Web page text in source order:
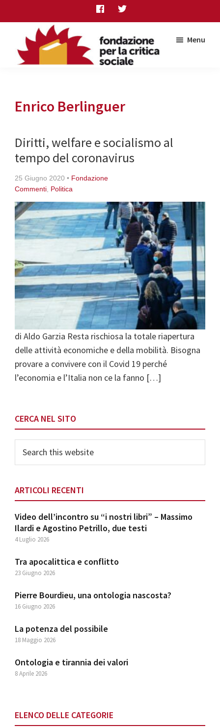
to
content
to
primary
sidebar
to
critica
sociale
Menu
Enrico Berlinguer
Diritti, welfare e socialismo al
tempo del coronavirus
25 Giugno 2020 • Fondazione
Commenti Politica
di Aldo Garzia Resta rischiosa la totale riapertura
delle attività economiche e della mobilità. Bisogna
provare a convivere con il Covid 19 perché
l’economia e l’Italia non ce la fanno […]
Primary
Sidebar
CERCA NEL SITO
this
website
ARTICOLI RECENTI
Video dell’incontro su “i nostri libri” – Massimo
Ilardi e Agostino Petrillo, due testi
4 Luglio 2026
Tra apocalittica e conflitto
23 Giugno 2026
Pierre Bourdieu, una ontologia nascosta?
16 Giugno 2026
La potenza del possibile
18 Maggio 2026
Ontologia e tirannia dei valori
8 Aprile 2026
ELENCO DELLE CATEGORIE